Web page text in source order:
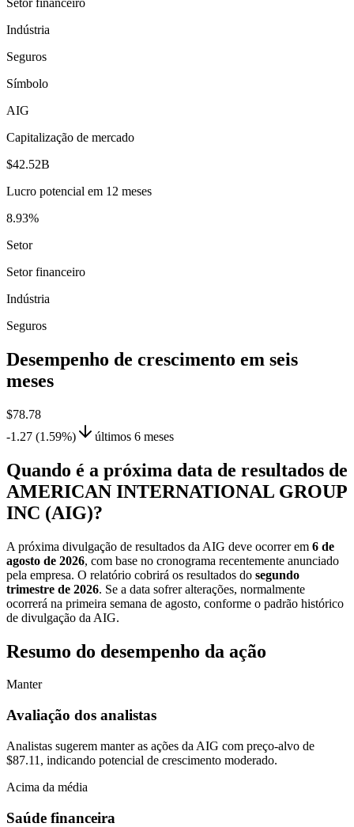
Setor financeiro
Indústria
Seguros
Símbolo
AIG
Capitalização de mercado
$42.52B
Lucro potencial em 12 meses
8.93%
Setor
Setor financeiro
Indústria
Seguros
Desempenho de crescimento em seis
meses
$78.78
-1.27 (1.59%)
últimos 6 meses
Quando é a próxima data de resultados de
AMERICAN INTERNATIONAL GROUP
INC (AIG)?
A próxima divulgação de resultados da AIG deve ocorrer em 6 de
agosto de 2026, com base no cronograma recentemente anunciado
pela empresa. O relatório cobrirá os resultados do segundo
trimestre de 2026. Se a data sofrer alterações, normalmente
ocorrerá na primeira semana de agosto, conforme o padrão histórico
de divulgação da AIG.
Resumo do desempenho da ação
Manter
Avaliação dos analistas
Analistas sugerem manter as ações da AIG com preço-alvo de
$87.11, indicando potencial de crescimento moderado.
Acima da média
Saúde financeira